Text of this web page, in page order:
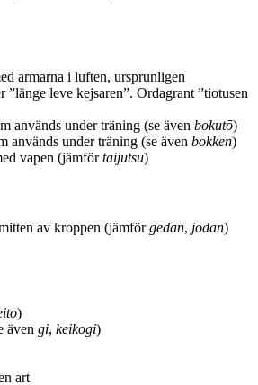
armarna i luften, ursprunligen
”länge leve kejsaren”. Ordagrant ”tiotusen
används under träning (se även bokutō)
används under träning (se även bokken)
vapen (jämförtaijutsu)
av kroppen (jämförgedan, jōdan)
)
även gi, keikogi)
art